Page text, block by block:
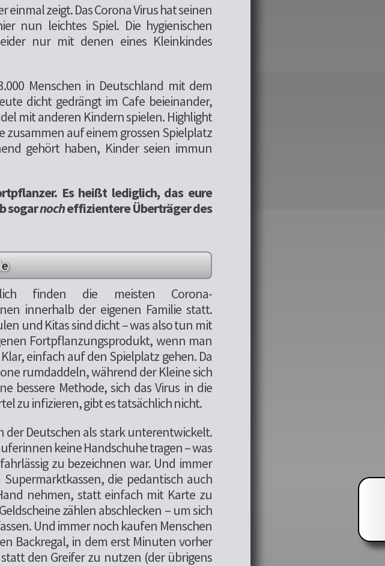
zeigt. Das Corona Virus hat seinen
nun leichtes Spiel. Die hygienischen
nur mit denen eines Kleinkindes
Menschen in Deutschland mit dem
dicht gedrängt im Cafe beieinander,
mit anderen Kindern spielen. Highlight
zusammen auf einem grossen Spielplatz
gehört haben, Kinder seien immun
Es heißt lediglich, das eure
sogarnocheffizientere Überträger des
finden die meisten Corona-
innerhalb der eigenen Familie statt.
und Kitas sind dicht – was also tun mit
Fortpflanzungsprodukt, wenn man
einfach auf den Spielplatz gehen. Da
rumdaddeln, während der Kleine sich
bessere Methode, sich das Virus in die
zu infizieren, gibt es tatsächlich nicht.
der Deutschen als stark unterentwickelt.
keine Handschuhe tragen – was
zu bezeichnen war. Und immer
die pedantisch auch
nehmen, statt einfach mit Karte zu
zählen abschlecken – um sich
Und immer noch kaufen Menschen
Backregal, in dem erst Minuten vorher
den Greifer zu nutzen (der übrigens